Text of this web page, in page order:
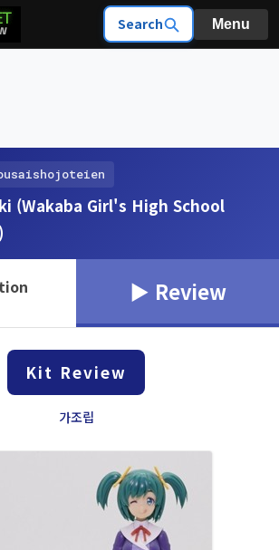
Search Menu
(Wakaba Girl's High School
▶ Review
Kit Review
가조립